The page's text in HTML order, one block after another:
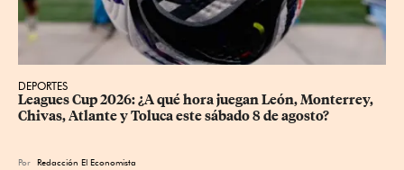
DEPORTES
Leagues Cup 2026: ¿A qué hora juegan León, Monterrey,
Chivas, Atlante y Toluca este sábado 8 de agosto?
Por Redacción El Economista